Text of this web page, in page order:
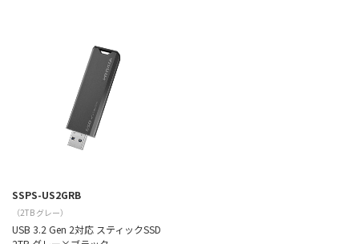
SSPS-US2GRB
（2TB グレー）
USB 3.2 Gen 2対応 スティックSSD